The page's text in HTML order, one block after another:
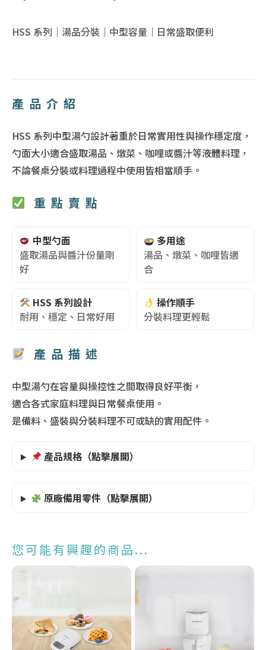
HSS 系列｜湯品分裝｜中型容量｜日常盛取便利
產品介紹
HSS 系列中型湯勺設計著重於日常實用性與操作穩定度，
勺面大小適合盛取湯品、燉菜、咖哩或醬汁等液體料理，
不論餐桌分裝或料理過程中使用皆相當順手。
重點賣點
中型勺面
盛取湯品與醬汁份量剛
好
多用途
湯品、燉菜、咖哩皆適
合
HSS 系列設計
耐用、穩定、日常好用
操作順手
分裝料理更輕鬆
產品描述
中型湯勺在容量與操控性之間取得良好平衡，
適合各式家庭料理與日常餐桌使用。
是備料、盛裝與分裝料理不可或缺的實用配件。
產品規格（點擊展開）
原廠備用零件（點擊展開）
您可能有興趣的商品...